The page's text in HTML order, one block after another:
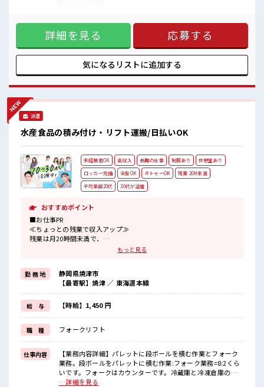
オンオフの切替もできちゃう！
機 ■お仕事PR ≪時間にメリハリを≫ 残業はほとんどナシ！
場合によってはお願いすることもあります♪ ≪完全週休二日
制≫ 週末は家族や友人と一緒にプライベート満喫！ ≪モチベ
ーションもUP≫ 派手過ぎなければ髪型や髪色自由♪ (規定
有)≪機能的な制服アリ≫ 制服があるので、 毎日の服装の悩
み解消♪ ≪初めての仕事だけど自分にもできそう≫ 新しいこ
っています！ イチからスキルUP・ステップUP目指していき
ましょう！ ■職場の雰囲気 派手すぎなければ多少のヘアカラ
ちゃう！
詳細を見る 応募する
気になるリストに追加する
派遣
水産食品の積み付け・リフト運搬/日払いOK
未経験者OK 高収入 長期の仕事 制服あり
休憩室あり
ロッカー完備
染髪OK タトゥーOK
残業 20H未満
平均年齢20代
30代が活躍
おすすめポイント
■お仕事PR
≪ちょっとの残業で収入アップ≫
残業は月20時間未満で、
明るすぎたり奇抜でなければ基本的に自由！
(規定有)≪機能的な制服アリ≫
制服があるので、
毎日の服装の悩み解消♪
≪未経験の方も大カンゲイ≫
新しいことにチャレンジするのは不安だけど、
しっかり働く環境が整っています！
イチからスキルUP・ステップUP目指していきましょう！
≪収入アップを目指せる≫
高時給だらけの派遣のお仕事です！
■職場の雰囲気
キバツ過ぎなければ髪色・髪型は自由！
もっと見る
勤 務 地
静岡県焼津市
【最寄駅】焼津 ／ 東海道本線
給 与 【時給】1,450 円
職 種 フォークリフト
仕事内容
【業務内容詳細】パレットに段ボールを積む作業とフォーク
業務。段ボールをパレットに積む作業:フォーク業務=8:2くら
いです。フォークはカウンターです。冷蔵庫と冷凍倉庫の行
き来あります。【取扱製品情報】スーパー、冷凍食品通販な
…詳細を見る